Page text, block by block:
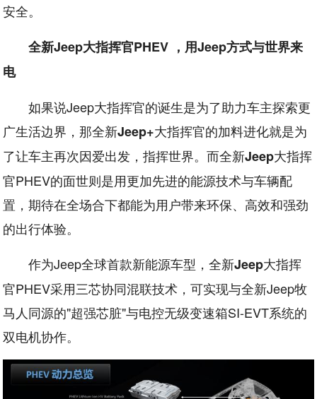
安全。
全新Jeep大指挥官PHEV ，用Jeep方式与世界来
电
如果说Jeep大指挥官的诞生是为了助力车主探索更
广生活边界，那全新Jeep+大指挥官的加料进化就是为
了让车主再次因爱出发，指挥世界。而全新Jeep大指挥
官PHEV的面世则是用更加先进的能源技术与车辆配
置，期待在全场合下都能为用户带来环保、高效和强劲
的出行体验。
作为Jeep全球首款新能源车型，全新Jeep大指挥
官PHEV采用三芯协同混联技术，可实现与全新Jeep牧
马人同源的"超强芯脏"与电控无级变速箱SI-EVT系统的
双电机协作。